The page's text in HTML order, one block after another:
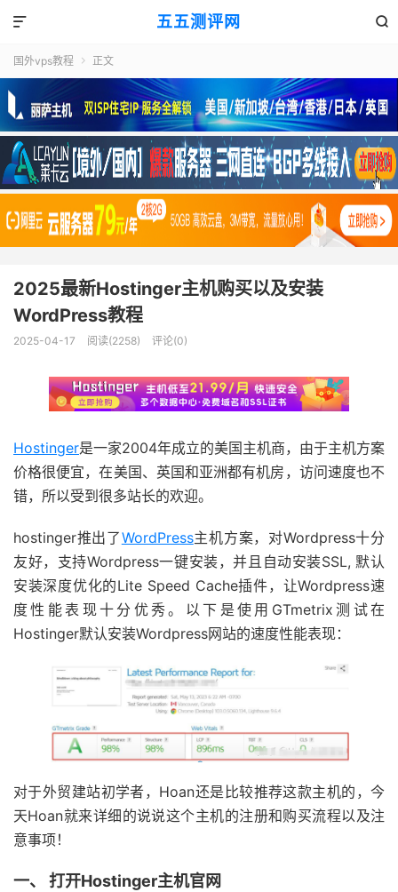
五五测评网 

国外vps教程  正文
2025最新Hostinger主机购买以及安装
WordPress教程
2025-04-17 阅读(2258) 评论(0)
Hostinger是一家2004年成立的美国主机商，由于主机方案
价格很便宜，在美国、英国和亚洲都有机房，访问速度也不
错，所以受到很多站长的欢迎。
hostinger推出了WordPress主机方案，对Wordpress十分
友好，支持Wordpress一键安装，并且自动安装SSL, 默认
安装深度优化的Lite Speed Cache插件，让Wordpress速
度性能表现十分优秀。以下是使用GTmetrix测试在
Hostinger默认安装Wordpress网站的速度性能表现：
对于外贸建站初学者，Hoan还是比较推荐这款主机的，今
天Hoan就来详细的说说这个主机的注册和购买流程以及注
意事项！
一、 打开Hostinger主机官网